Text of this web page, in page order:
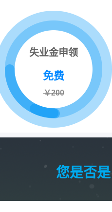
失业金申领
免费
￥200
您是否